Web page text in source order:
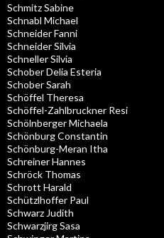
Schmitz Sabine
Schnabl Michael
Schneider Fanni
Schneider Silvia
Schneller Silvia
Schober Delia Esteria
Schober Sarah
Schöffel Theresa
Schöffel-Zahlbruckner Resi
Schölnberger Michaela
Schönburg Constantin
Schönburg-Meran Itha
Schreiner Hannes
Schröck Thomas
Schrott Harald
Schützlhoffer Paul
Schwarz Judith
Schwarzjirg Sasa